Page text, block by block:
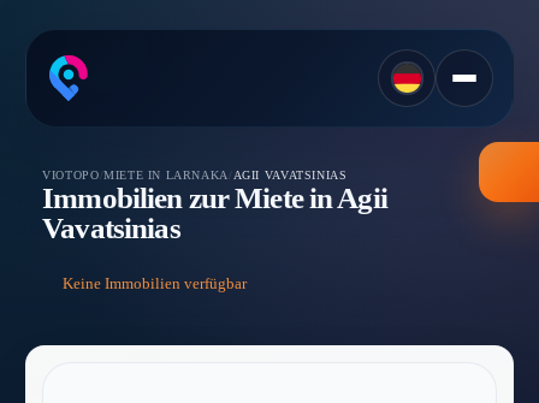
VIOTOPO/MIETE IN LARNAKA AGII VAVATSINIAS
Immobilien zur Miete in Agii
Vavatsinias
Keine Immobilien verfügbar